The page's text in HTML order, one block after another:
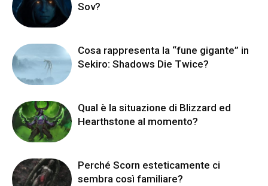
Sov?
Cosa rappresenta la “fune gigante” in
Sekiro: Shadows Die Twice?
Qual è la situazione di Blizzard ed
Hearthstone al momento?
Perché Scorn esteticamente ci
sembra così familiare?